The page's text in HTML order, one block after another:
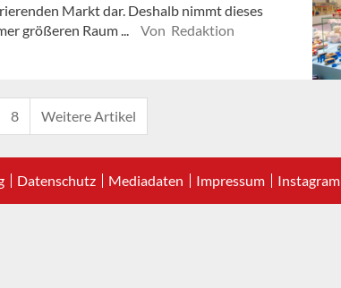
Markt dar. Deshalb nimmt dieses
größeren Raum ...
Von Redaktion
8 Weitere Artikel
Datenschutz Mediadaten Impressum Instagram